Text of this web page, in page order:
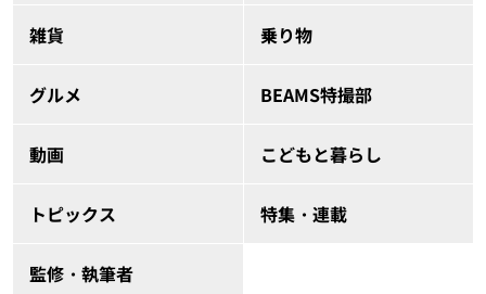
雑貨 乗り物
グルメ BEAMS特撮部
動画 こどもと暮らし
トピックス 特集・連載
監修・執筆者